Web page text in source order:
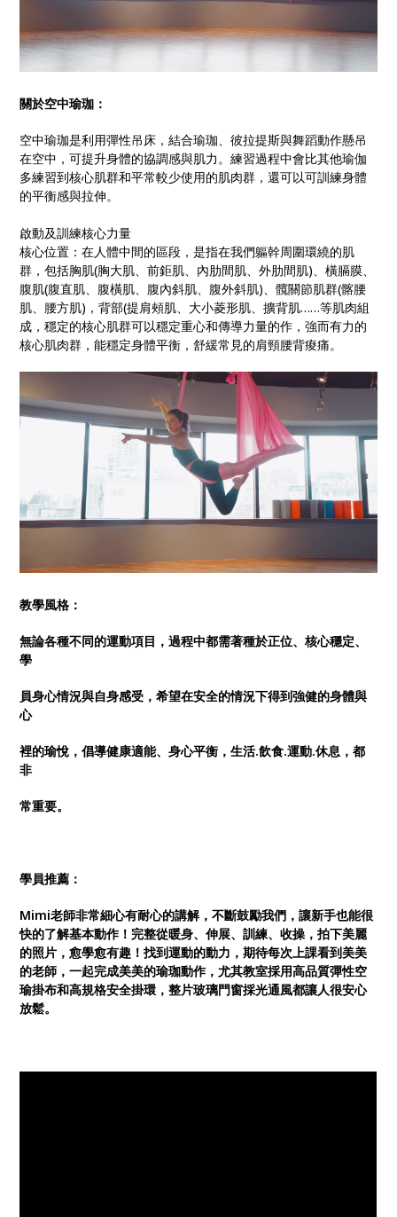
關於空中瑜珈：
空中瑜珈是利用彈性吊床，結合瑜珈、彼拉提斯與舞蹈動作懸吊
在空中，可提升身體的協調感與肌力。練習過程中會比其他瑜伽
多練習到核心肌群和平常較少使用的肌肉群，還可以可訓練身體
的平衡感與拉伸。
啟動及訓練核心力量
核心位置：在人體中間的區段，是指在我們軀幹周圍環繞的肌
群，包括胸肌(胸大肌、前鉅肌、內肋間肌、外肋間肌)、橫膈膜、
腹肌(腹直肌、腹橫肌、腹內斜肌、腹外斜肌)、髖關節肌群(髂腰
肌、腰方肌)，背部(提肩頰肌、大小菱形肌、擴背肌……等肌肉組
成，穩定的核心肌群可以穩定重心和傳導力量的作，強而有力的
核心肌肉群，能穩定身體平衡，舒緩常見的肩頸腰背痠痛。
教學風格：
無論各種不同的運動項目，過程中都需著種於正位、核心穩定、
學
員身心情況與自身感受，希望在安全的情況下得到強健的身體與
心
裡的瑜悅，倡導健康適能、身心平衡，生活.飲食.運動.休息，都
非
常重要。
學員推薦：
Mimi老師非常細心有耐心的講解，不斷鼓勵我們，讓新手也能很
快的了解基本動作！完整從暖身、伸展、訓練、收操，拍下美麗
的照片，愈學愈有趣！找到運動的動力，期待每次上課看到美美
的老師，一起完成美美的瑜珈動作，尤其教室採用高品質彈性空
瑜掛布和高規格安全掛環，整片玻璃門窗採光通風都讓人很安心
放鬆。